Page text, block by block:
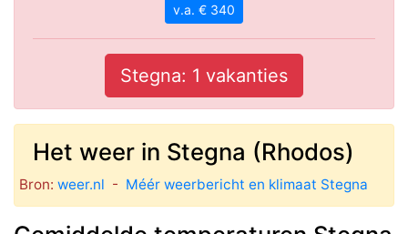
v.a. € 340
Stegna: 1 vakanties
Het weer in Stegna (Rhodos)
Bron: weer.nl - Méér weerbericht en klimaat Stegna